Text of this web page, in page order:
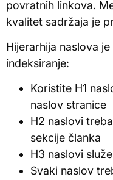
povratnih linkova.
kvalitet sadržaja je
Hijerarhija naslova
indeksiranje:
Koristite H1
naslov stranice
H2 naslovi
sekcije članka
H3 naslovi
Svaki naslov